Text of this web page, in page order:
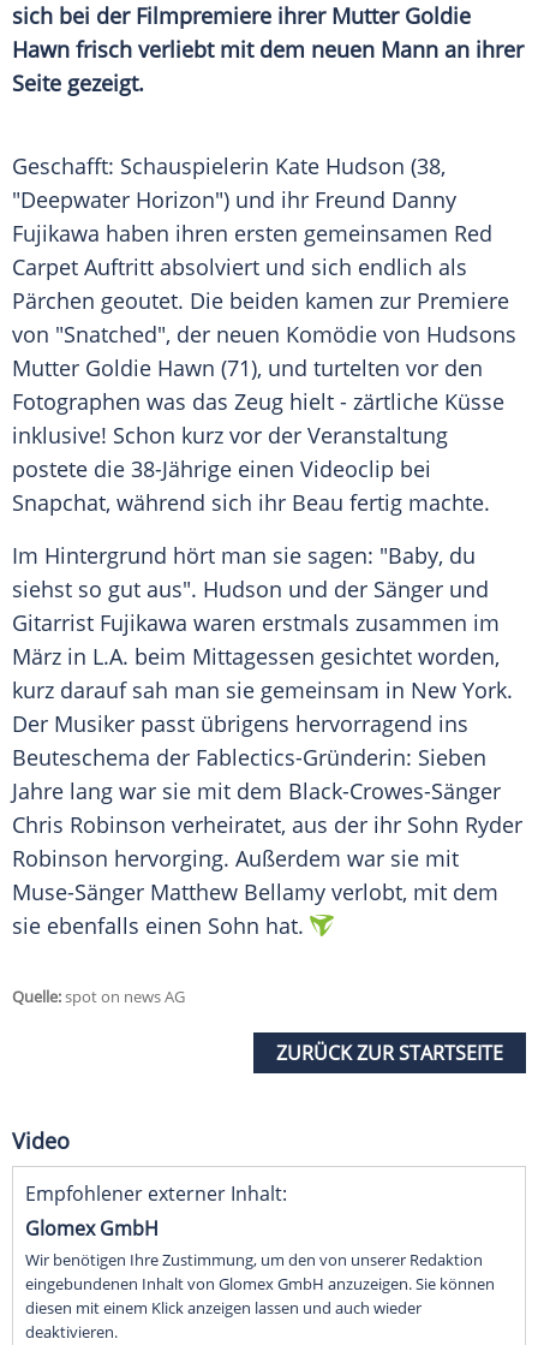
sich bei der Filmpremiere ihrer Mutter Goldie
Hawn frisch verliebt mit dem neuen Mann an ihrer
Seite gezeigt.
Geschafft: Schauspielerin Kate Hudson (38,
"Deepwater Horizon") und ihr Freund Danny
Fujikawa haben ihren ersten gemeinsamen Red
Carpet Auftritt absolviert und sich endlich als
Pärchen geoutet. Die beiden kamen zur Premiere
von "Snatched", der neuen Komödie von Hudsons
Mutter Goldie Hawn (71), und turtelten vor den
Fotographen was das Zeug hielt - zärtliche Küsse
inklusive! Schon kurz vor der Veranstaltung
postete die 38-Jährige einen Videoclip bei
Snapchat, während sich ihr Beau fertig machte.
Im Hintergrund hört man sie sagen: "Baby, du
siehst so gut aus". Hudson und der Sänger und
Gitarrist Fujikawa waren erstmals zusammen im
März in L.A. beim Mittagessen gesichtet worden,
kurz darauf sah man sie gemeinsam in New York.
Der Musiker passt übrigens hervorragend ins
Beuteschema der Fablectics-Gründerin: Sieben
Jahre lang war sie mit dem Black-Crowes-Sänger
Chris Robinson verheiratet, aus der ihr Sohn Ryder
Robinson hervorging. Außerdem war sie mit
Muse-Sänger Matthew Bellamy verlobt, mit dem
sie ebenfalls einen Sohn hat.
Quelle:spot on news AG
ZURÜCK ZUR STARTSEITE
Video
Empfohlener externer Inhalt:
Glomex GmbH
Wir benötigen Ihre Zustimmung, um den von unserer Redaktion
eingebundenen Inhalt von Glomex GmbH anzuzeigen. Sie können
diesen mit einem Klick anzeigen lassen und auch wieder
deaktivieren.